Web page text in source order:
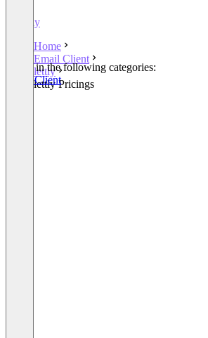
lettly
Home
Email Client
lettly
lettly Pricings
Listed in the following categories:
Email Client